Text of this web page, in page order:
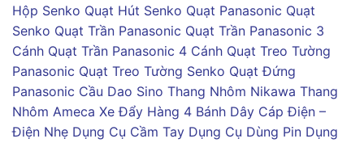
Hộp Senko Quạt Hút Senko Quạt Panasonic Quạt
Senko Quạt Trần Panasonic Quạt Trần Panasonic 3
Cánh Quạt Trần Panasonic 4 Cánh Quạt Treo Tường
Panasonic Quạt Treo Tường Senko Quạt Đứng
Panasonic Cầu Dao Sino Thang Nhôm Nikawa Thang
Nhôm Ameca Xe Đẩy Hàng 4 Bánh Dây Cáp Điện –
Điện Nhẹ Dụng Cụ Cầm Tay Dụng Cụ Dùng Pin Dụng